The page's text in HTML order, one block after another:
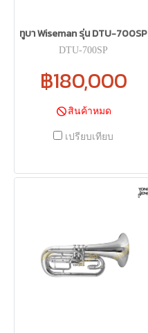
ทูบา Wiseman รุ่น DTU-700SP
DTU-700SP
฿180,000
สินค้าหมด
เปรียบเทียบ